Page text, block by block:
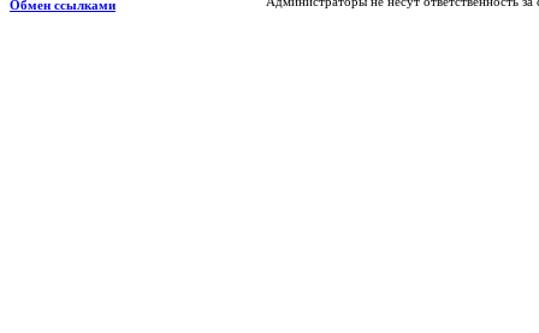
Обмен ссылками